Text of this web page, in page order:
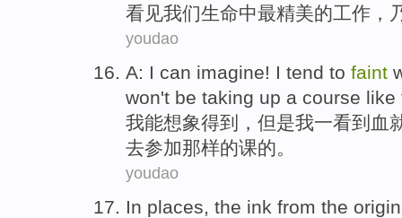
看见我们生命中最精美的工作 ，
youdao
A: I can imagine! I tend to faint
won't be taking up a course like
我能想象得到 ，但是我一看到 血
去参加那样的课的。
youdao
In places, the ink from the